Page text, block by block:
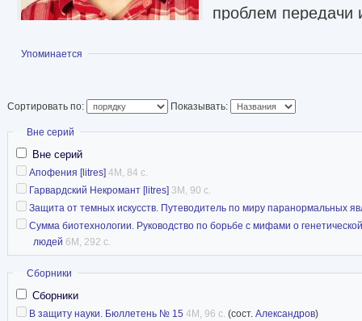
проблем
лженаукой и
имени Гарри Гудини. Член совета
«Эволюция». Занимается популяризацией
просвещением в вопросе безопасности
генномодифицированных организмов. Ведёт
«Живой Журнал», является автором научно-
целом ряде российских изданий,
радио- и телепрограммы.
Статья в Википедии
библиография (Фантлаб)
Показать
Упоминается
Сортировать по: Показывать:
Скрыть
Вне серий
Вне серий
Апофения [litres] 4M, 84 с.
Гарвардский Некромант [litres] 3M, 90 с.
Защита от темных искусств. Путеводитель по миру паранормальных
Сумма биотехнологии. Руководство по борьбе с мифами о
людей 6M, 292 с.
Скрыть
Сборники
Сборники
В защиту науки. Бюллетень № 15 4M, 96 с. (сост. Александров)